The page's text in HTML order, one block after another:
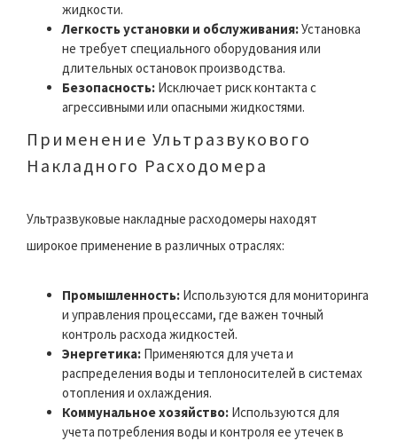
жидкости.
Легкость установки и обслуживания:Установка
не требует специального оборудования или
длительных остановок производства.
Безопасность: Исключает риск контакта с
агрессивными или опасными жидкостями.
Применение Ультразвукового
Накладного Расходомера
Ультразвуковые накладные расходомеры находят
широкое применение в различных отраслях:
Промышленность: Используются для мониторинга
и управления процессами, где важен точный
контроль расхода жидкостей.
Энергетика: Применяются для учета и
распределения воды и теплоносителей в системах
отопления и охлаждения.
Коммунальное хозяйство: Используются для
учета потребления воды и контроля ее утечек в